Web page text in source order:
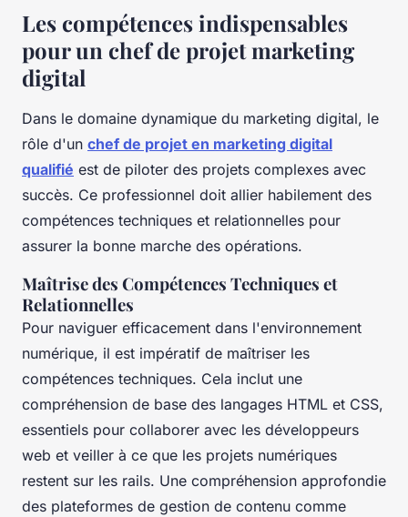
Les compétences indispensables
pour un chef de projet marketing
digital
Dans le domaine dynamique du marketing digital, le
rôle d'un chef de projet en marketing digital
qualifié est de piloter des projets complexes avec
succès. Ce professionnel doit allier habilement des
compétences techniques et relationnelles pour
assurer la bonne marche des opérations.
Maîtrise des Compétences Techniques et
Relationnelles
Pour naviguer efficacement dans l'environnement
numérique, il est impératif de maîtriser les
compétences techniques. Cela inclut une
compréhension de base des langages HTML et CSS,
essentiels pour collaborer avec les développeurs
web et veiller à ce que les projets numériques
restent sur les rails. Une compréhension approfondie
des plateformes de gestion de contenu comme